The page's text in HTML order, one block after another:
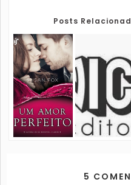
Posts
5